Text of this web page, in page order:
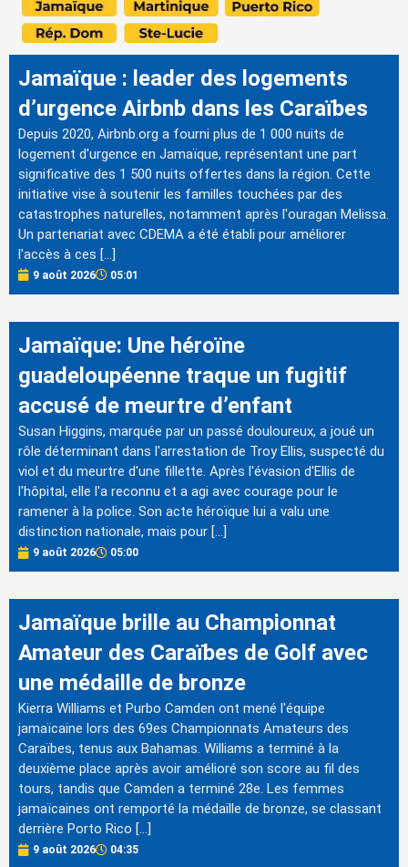
Jamaïque : leader des logements
d’urgence Airbnb dans les Caraïbes
Depuis 2020, Airbnb.org a fourni plus de 1 000 nuits de
logement d'urgence en Jamaïque, représentant une part
significative des 1 500 nuits offertes dans la région. Cette
initiative vise à soutenir les familles touchées par des
catastrophes naturelles, notamment après l'ouragan Melissa.
Un partenariat avec CDEMA a été établi pour améliorer
l'accès à ces […]
9 août 2026 05:01
Jamaïque: Une héroïne
guadeloupéenne traque un fugitif
accusé de meurtre d’enfant
Susan Higgins, marquée par un passé douloureux, a joué un
rôle déterminant dans l'arrestation de Troy Ellis, suspecté du
viol et du meurtre d'une fillette. Après l'évasion d'Ellis de
l'hôpital, elle l'a reconnu et a agi avec courage pour le
ramener à la police. Son acte héroïque lui a valu une
distinction nationale, mais pour […]
9 août 2026 05:00
Jamaïque brille au Championnat
Amateur des Caraïbes de Golf avec
une médaille de bronze
Kierra Williams et Purbo Camden ont mené l'équipe
jamaïcaine lors des 69es Championnats Amateurs des
Caraïbes, tenus aux Bahamas. Williams a terminé à la
deuxième place après avoir amélioré son score au fil des
tours, tandis que Camden a terminé 28e. Les femmes
jamaïcaines ont remporté la médaille de bronze, se classant
derrière Porto Rico […]
9 août 2026 04:35